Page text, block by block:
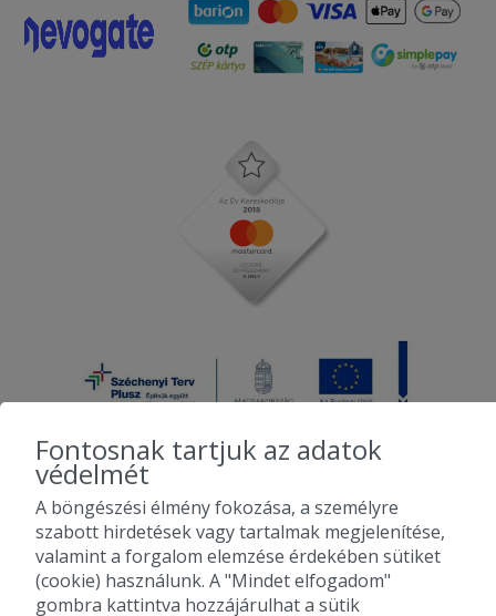
2010-2026 Copyright - Falatozz.hu - Diston-line Kft.
Pizza, gyros, hamburger, menük kedvező áron, egy helyen az összes
étterem ajánlata.
Fontosnak tartjuk az adatok
védelmét
A böngészési élmény fokozása, a személyre
szabott hirdetések vagy tartalmak megjelenítése,
valamint a forgalom elemzése érdekében sütiket
(cookie) használunk. A "Mindet elfogadom"
gombra kattintva hozzájárulhat a sütik